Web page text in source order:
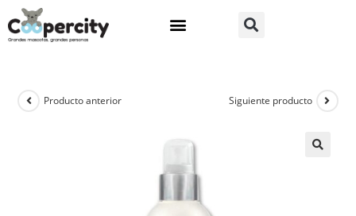
Producto anterior Siguiente producto